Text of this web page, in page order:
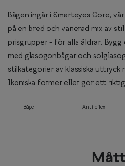
Bågen ingår i Smarteyes Core,
på en bred och varierad mix av
prisgrupper - för alla åldrar.
med glasögonbågar och
stilkategorier av klassiska uttryck
Ikoniska former eller gör ett
Båge Antireflex
Mått